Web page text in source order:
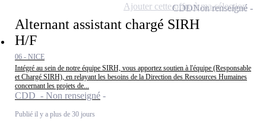
Alternant assistant chargé SIRH
H/F
06 - NICE
Intégré au sein de notre équipe SIRH, vous apportez soutien à l'équipe (Responsable
et Chargé SIRH), en relayant les besoins de la Direction des Ressources Humaines
concernant les projets de...
CDD - Non renseigné
Publié il y a plus de 30 jours
CDDNon renseigné
Ajouter cette offre à ma sélection